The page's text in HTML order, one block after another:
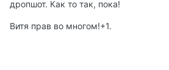
дропшот. Как то так, пока!
Витя прав во многом!+1.